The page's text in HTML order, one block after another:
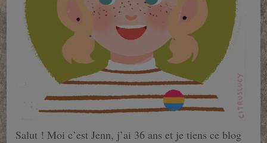
Salut ! Moi c’est Jenn, j’ai 36 ans et je tiens ce blog